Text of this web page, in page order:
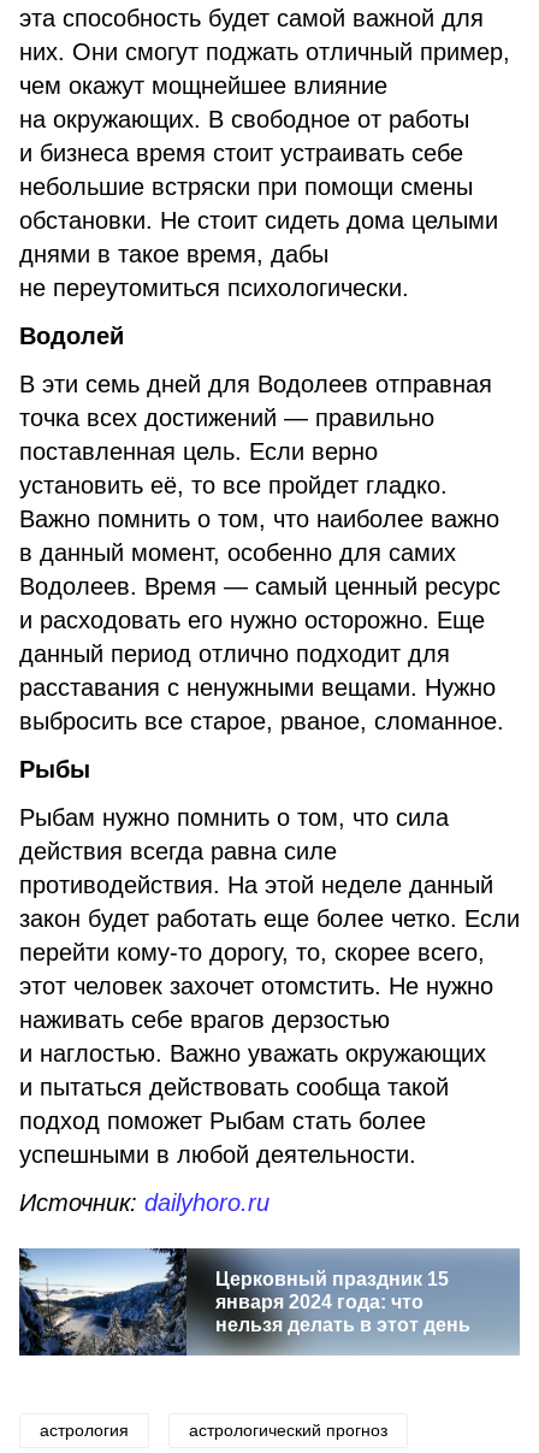
эта способность будет самой важной для
них. Они смогут поджать отличный пример,
чем окажут мощнейшее влияние
на окружающих. В свободное от работы
и бизнеса время стоит устраивать себе
небольшие встряски при помощи смены
обстановки. Не стоит сидеть дома целыми
днями в такое время, дабы
не переутомиться психологически.
Водолей
В эти семь дней для Водолеев отправная
точка всех достижений — правильно
поставленная цель. Если верно
установить её, то все пройдет гладко.
Важно помнить о том, что наиболее важно
в данный момент, особенно для самих
Водолеев. Время — самый ценный ресурс
и расходовать его нужно осторожно. Еще
данный период отлично подходит для
расставания с ненужными вещами. Нужно
выбросить все старое, рваное, сломанное.
Рыбы
Рыбам нужно помнить о том, что сила
действия всегда равна силе
противодействия. На этой неделе данный
закон будет работать еще более четко. Если
перейти кому-то дорогу, то, скорее всего,
этот человек захочет отомстить. Не нужно
наживать себе врагов дерзостью
и наглостью. Важно уважать окружающих
и пытаться действовать сообща такой
подход поможет Рыбам стать более
успешными в любой деятельности.
Источник: dailyhoro.ru
Церковный праздник 15
января 2024 года: что
нельзя делать в этот день
астрология астрологический прогноз